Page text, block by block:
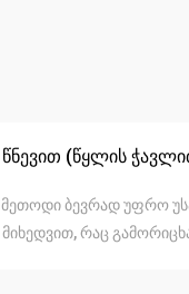
(წყლის
ბევრად უფრო
რაც